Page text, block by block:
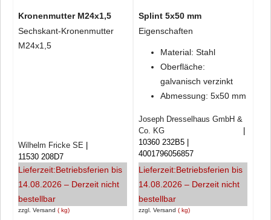
Kronenmutter M24x1,5
Sechskant-Kronenmutter
M24x1,5
zzgl. Versand kg
Wilhelm Fricke SE
11530 208D7
Lieferzeit:Betriebsferien bis
14.08.2026 – Derzeit nicht
bestellbar
Splint 5x50 mm
Eigenschaften
Material: Stahl
Oberfläche:
galvanisch verzinkt
Abmessung: 5x50 mm
zzgl. Versand kg
Joseph Dresselhaus GmbH &
Co. KG
10360 232B5
4001796056857
Lieferzeit:Betriebsferien bis
14.08.2026 – Derzeit nicht
bestellbar